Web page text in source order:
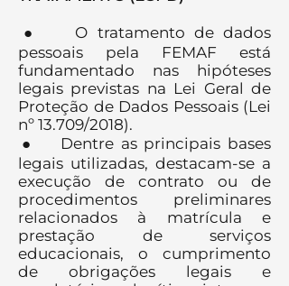
● O tratamento de dados
pessoais pela FEMAF está
fundamentado nas hipóteses
legais previstas na Lei Geral de
Proteção de Dados Pessoais (Lei
nº 13.709/2018).
● Dentre as principais bases
legais utilizadas, destacam-se a
execução de contrato ou de
procedimentos preliminares
relacionados à matrícula e
prestação de serviços
educacionais, o cumprimento
de obrigações legais e